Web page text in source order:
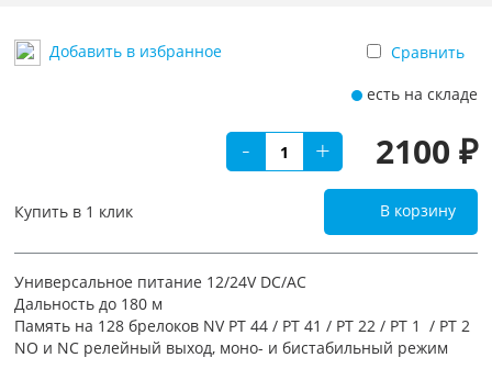
Добавить в избранное
Сравнить
есть на складе
- + 2100 ₽
Купить в 1 клик В корзину
Универсальное питание 12/24V DC/AC
Дальность до 180 м
Память на 128 брелоков NV PT 44 / PT 41 / PT 22 / PT 1 / PT 2
NO и NC релейный выход, моно- и бистабильный режим